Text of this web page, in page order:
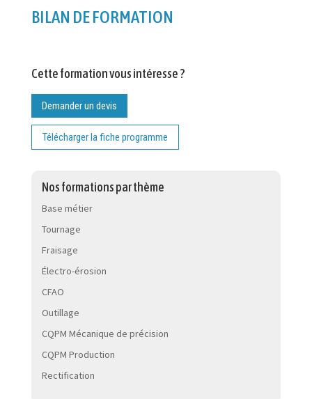
BILAN DE FORMATION
Cette formation vous intéresse ?
Demander un devis
Télécharger la fiche programme
Nos formations par thème
Base métier
Tournage
Fraisage
Électro-érosion
CFAO
Outillage
CQPM Mécanique de précision
CQPM Production
Rectification